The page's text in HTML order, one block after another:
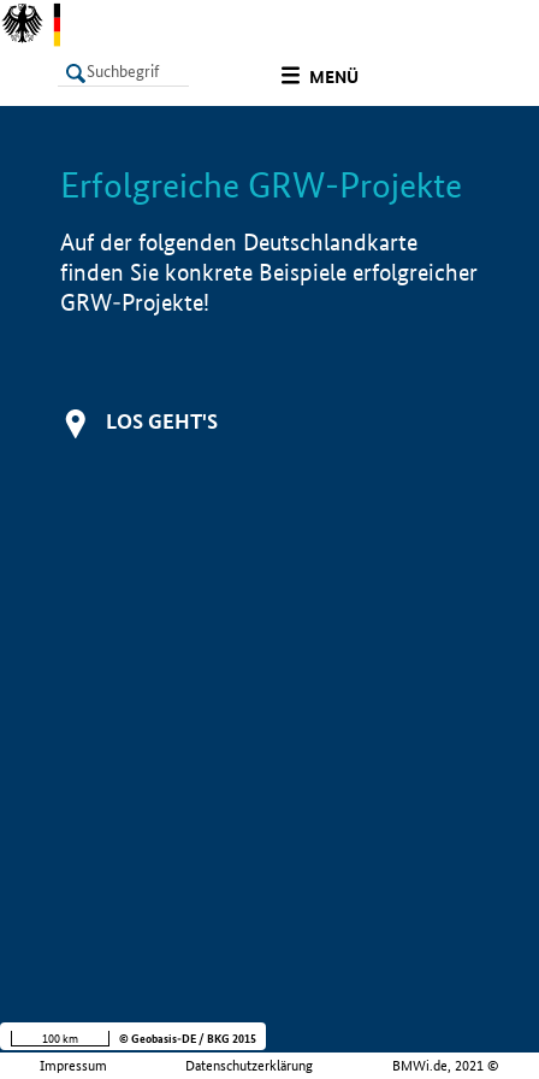
MENÜ
LISTE Info
Erfolgreiche GRW-Projekte
Auf der folgenden Deutschlandkarte
finden Sie konkrete Beispiele erfolgreicher
GRW-Projekte!
LOS GEHT'S
Impressum Datenschutzerklärung BMWi.de, 2021 ©
100 km © Geobasis-DE / BKG 2015